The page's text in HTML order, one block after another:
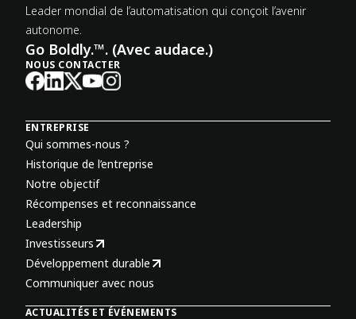
Leader mondial de l’automatisation qui conçoit l’avenir
autonome.
Go Boldly.™. (Avec audace.)
NOUS CONTACTER
ENTREPRISE
Qui sommes-nous ?
Historique de l’entreprise
Notre objectif
Récompenses et reconnaissance
Leadership
Investisseurs
Développement durable
Communiquer avec nous
ACTUALITÉS ET ÉVÉNEMENTS